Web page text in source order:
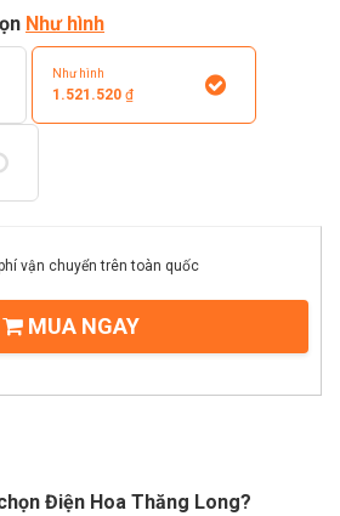
Như hình
Như hình
1.521.520₫
vận chuyển trên toàn quốc
MUA NGAY
Điện Hoa Thăng Long?